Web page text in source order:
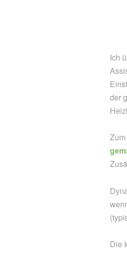
Ich
der
Die